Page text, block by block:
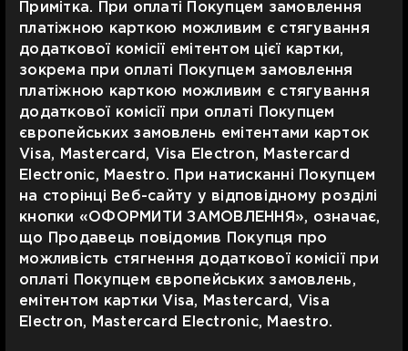
Примітка. При оплаті Покупцем замовлення
платіжною карткою можливим є стягування
додаткової комісії емітентом цієї картки,
зокрема при оплаті Покупцем замовлення
платіжною карткою можливим є стягування
додаткової комісії при оплаті Покупцем
європейських замовлень емітентами карток
Visa, Mastercard, Visa Electron, Mastercard
Electronic, Maestro. При натисканні Покупцем
на сторінці Веб-сайту у відповідному розділі
кнопки «ОФОРМИТИ ЗАМОВЛЕННЯ», означає,
що Продавець повідомив Покупця про
можливість стягнення додаткової комісії при
оплаті Покупцем європейських замовлень,
емітентом картки Visa, Mastercard, Visa
Electron, Mastercard Electronic, Maestro.